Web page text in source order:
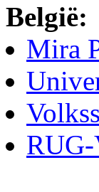
België:
Mira